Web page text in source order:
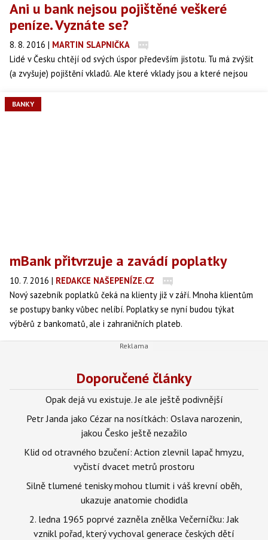
Ani u bank nejsou pojištěné veškeré
peníze. Vyznáte se?
8. 8. 2016 | MARTIN SLAPNIČKA
Lidé v Česku chtějí od svých úspor především jistotu. Tu má zvýšit
(a zvyšuje) pojištění vkladů. Ale které vklady jsou a které nejsou
BANKY
mBank přitvrzuje a zavádí poplatky
10. 7. 2016 | REDAKCE NAŠEPENÍZE.CZ
Nový sazebník poplatků čeká na klienty již v září. Mnoha klientům
se postupy banky vůbec nelíbí. Poplatky se nyní budou týkat
výběrů z bankomatů, ale i zahraničních plateb.
Doporučené články
Opak dejá vu existuje. Je ale ještě podivnější
Petr Janda jako Cézar na nosítkách: Oslava narozenin,
jakou Česko ještě nezažilo
Klid od otravného bzučení: Action zlevnil lapač hmyzu,
vyčistí dvacet metrů prostoru
Silně tlumené tenisky mohou tlumit i váš krevní oběh,
ukazuje anatomie chodidla
2. ledna 1965 poprvé zazněla znělka Večerníčku: Jak
vznikl pořad, který vychoval generace českých dětí